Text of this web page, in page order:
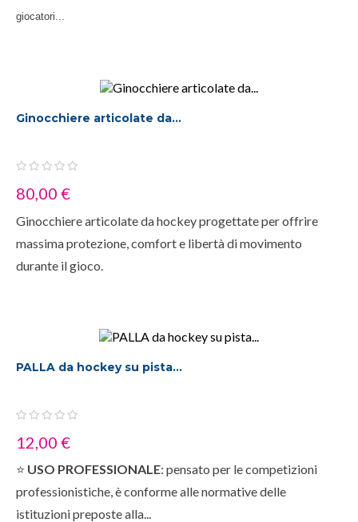
giocatori...
Ginocchiere articolate da...
80,00 €
Ginocchiere articolate da hockey progettate per offrire
massima protezione, comfort e libertà di movimento
durante il gioco.
PALLA da hockey su pista...
12,00 €
⭐ USO PROFESSIONALE: pensato per le competizioni
professionistiche, è conforme alle normative delle
istituzioni preposte alla...